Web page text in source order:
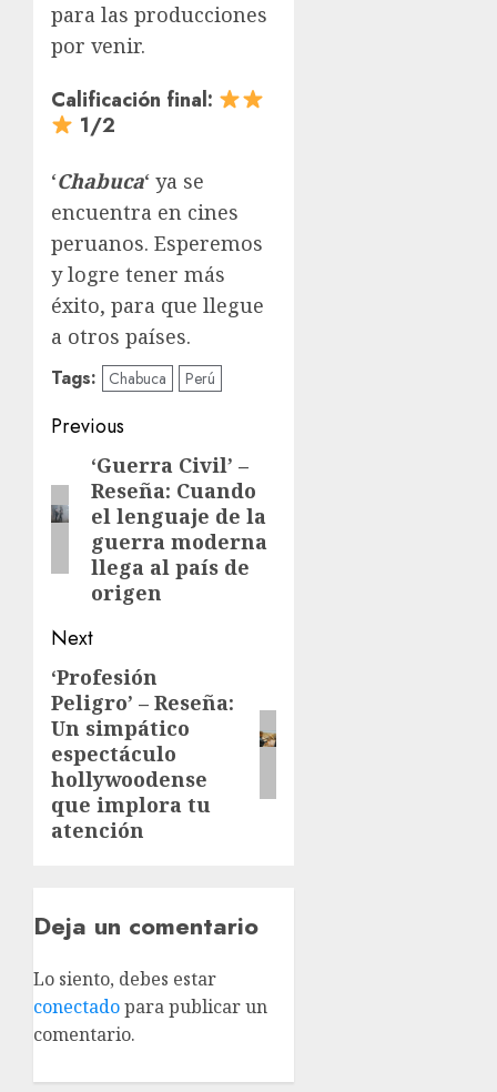
para las producciones
por venir.
Calificación final:
1/2
‘Chabuca‘ ya se
encuentra en cines
peruanos. Esperemos
y logre tener más
éxito, para que llegue
a otros países.
Tags: Chabuca Perú
Previous
‘Guerra Civil’ –
Reseña: Cuando
el lenguaje de la
guerra moderna
llega al país de
origen
Next
‘Profesión
Peligro’ – Reseña:
Un simpático
espectáculo
hollywoodense
que implora tu
atención
Deja un comentario
Lo siento, debes estar
conectadopara publicar un
comentario.